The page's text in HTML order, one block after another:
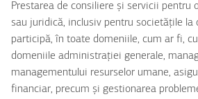
Prestarea de consiliere și servicii pentru
sau juridică, inclusiv pentru societățile la
participă, în toate domeniile, cum ar fi,
domeniile administrației generale,
managementului resurselor umane,
financiar, precum și gestionarea